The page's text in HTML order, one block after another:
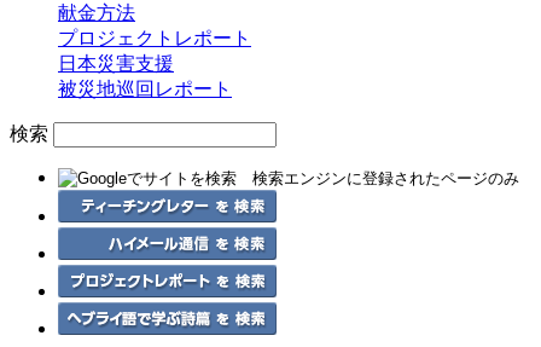
献金方法
プロジェクトレポート
日本災害支援
被災地巡回レポート
検索